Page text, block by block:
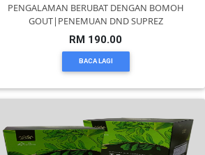
PENGALAMAN BERUBAT DENGAN BOMOH
GOUT|PENEMUAN DND SUPREZ
RM 190.00
BACA LAGI